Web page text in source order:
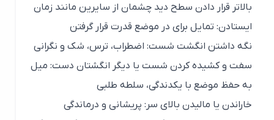
بالاتر قرار دادن سطح دید چشمان از سایرین مانند زمان
ایستادن: تمایل برای در موضع قدرت قرار گرفتن
نگه داشتن انگشت شست: اضطراب، ترس، شک و نگرانی
سفت و کشیده کردن شست یا دیگر انگشتان دست: میل
به حفظ موضع با یکدندگی، سلطه طلبی
خاراندن یا مالیدن بالای سر: پریشانی و درماندگی